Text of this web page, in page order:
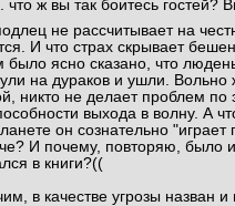
ж вы так боитесь гостей?
не рассчитывает на
И что страх скрывает
ясно сказано, что
на дураков и ушли.
не делает проблем по
выхода в волну. А
он сознательно
И почему, повторяю, было
в книги?((
в качестве угрозы назван и